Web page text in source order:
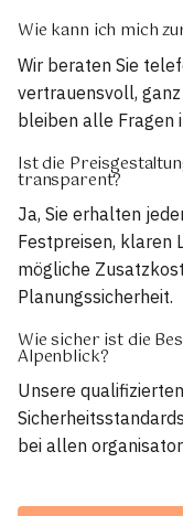
Wie kann ich mich
Wir beraten Sie
vertrauensvoll, ganz
bleiben alle Fragen
Ist die
transparent?
Ja, Sie erhalten
Festpreisen, klaren
mögliche
Planungssicherheit.
Wie sicher ist die
Alpenblick?
Unsere
bei allen